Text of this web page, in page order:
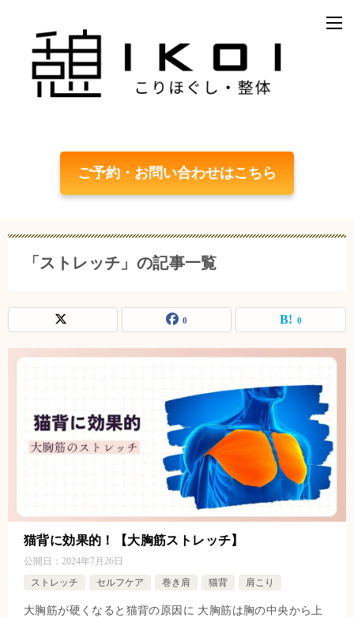
ご予約・お問い合わせはこちら
「ストレッチ」の記事一覧
0 0
猫背に効果的！【大胸筋ストレッチ】
公開日： 2024年7月26日
ストレッチ
セルフケア 巻き肩 猫背 肩こり
大胸筋が硬くなると猫背の原因に 大胸筋は胸の中央から上